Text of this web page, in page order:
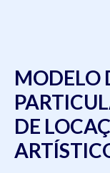
MODELO
DE